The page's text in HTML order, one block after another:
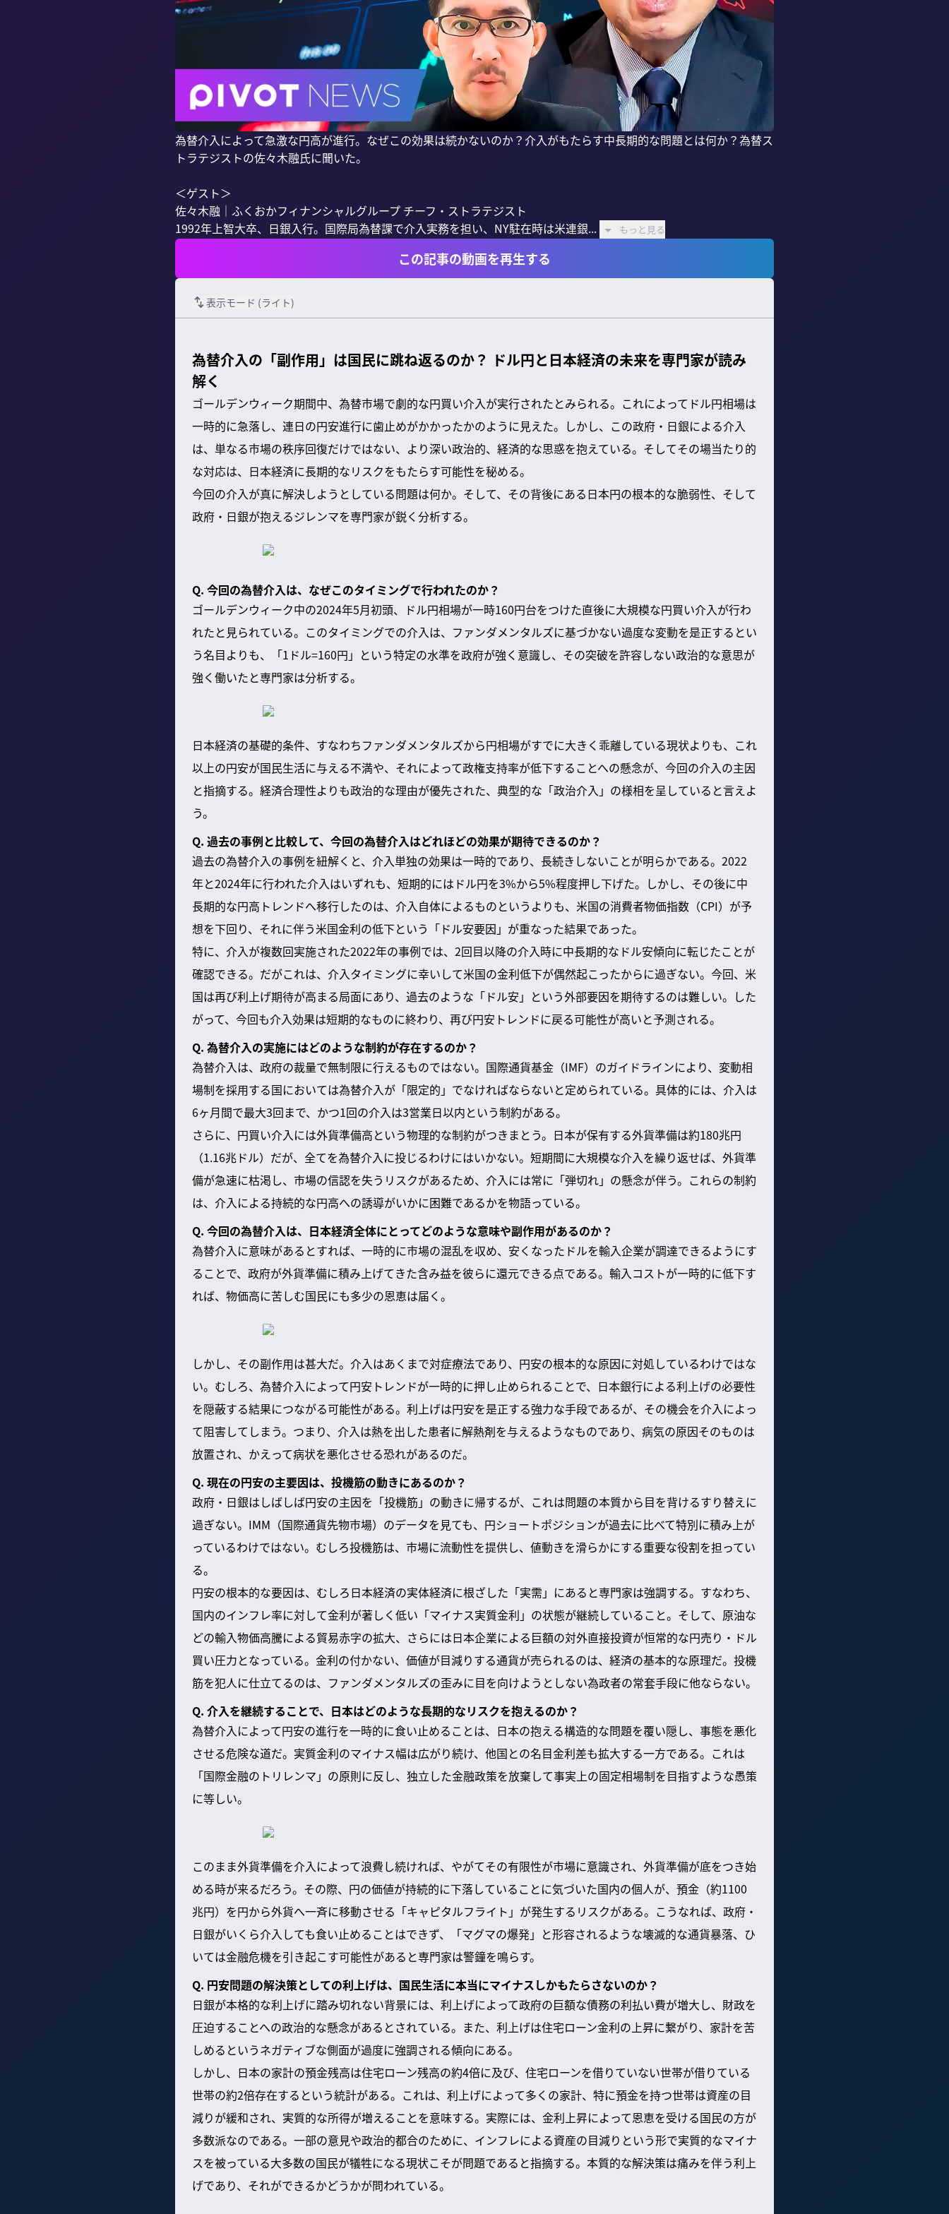
為替介入によって急激な円高が進行。なぜこの効果は続かないのか？介入がもたらす中長期的な問題とは何か？為替ス
トラテジストの佐々木融氏に聞いた。
＜ゲスト＞
佐々木融｜ふくおかフィナンシャルグループ チーフ・ストラテジスト
1992年上智大卒、日銀入行。国際局為替課で介入実務を担い、NY駐在時は米連銀...
もっと見る
この記事の動画を再生する
表示モード (ライト)
為替介入の「副作用」は国民に跳ね返るのか？ ドル円と日本経済の未来を専門家が読み
解く
ゴールデンウィーク期間中、為替市場で劇的な円買い介入が実行されたとみられる。これによってドル円相場は
一時的に急落し、連日の円安進行に歯止めがかかったかのように見えた。しかし、この政府・日銀による介入
は、単なる市場の秩序回復だけではない、より深い政治的、経済的な思惑を抱えている。そしてその場当たり的
な対応は、日本経済に長期的なリスクをもたらす可能性を秘める。
今回の介入が真に解決しようとしている問題は何か。そして、その背後にある日本円の根本的な脆弱性、そして
政府・日銀が抱えるジレンマを専門家が鋭く分析する。
Q. 今回の為替介入は、なぜこのタイミングで行われたのか？
ゴールデンウィーク中の2024年5月初頭、ドル円相場が一時160円台をつけた直後に大規模な円買い介入が行わ
れたと見られている。このタイミングでの介入は、ファンダメンタルズに基づかない過度な変動を是正するとい
う名目よりも、「1ドル=160円」という特定の水準を政府が強く意識し、その突破を許容しない政治的な意思が
強く働いたと専門家は分析する。
日本経済の基礎的条件、すなわちファンダメンタルズから円相場がすでに大きく乖離している現状よりも、これ
以上の円安が国民生活に与える不満や、それによって政権支持率が低下することへの懸念が、今回の介入の主因
と指摘する。経済合理性よりも政治的な理由が優先された、典型的な「政治介入」の様相を呈していると言えよ
う。
Q. 過去の事例と比較して、今回の為替介入はどれほどの効果が期待できるのか？
過去の為替介入の事例を紐解くと、介入単独の効果は一時的であり、長続きしないことが明らかである。2022
年と2024年に行われた介入はいずれも、短期的にはドル円を3%から5%程度押し下げた。しかし、その後に中
長期的な円高トレンドへ移行したのは、介入自体によるものというよりも、米国の消費者物価指数（CPI）が予
想を下回り、それに伴う米国金利の低下という「ドル安要因」が重なった結果であった。
特に、介入が複数回実施された2022年の事例では、2回目以降の介入時に中長期的なドル安傾向に転じたことが
確認できる。だがこれは、介入タイミングに幸いして米国の金利低下が偶然起こったからに過ぎない。今回、米
国は再び利上げ期待が高まる局面にあり、過去のような「ドル安」という外部要因を期待するのは難しい。した
がって、今回も介入効果は短期的なものに終わり、再び円安トレンドに戻る可能性が高いと予測される。
Q. 為替介入の実施にはどのような制約が存在するのか？
為替介入は、政府の裁量で無制限に行えるものではない。国際通貨基金（IMF）のガイドラインにより、変動相
場制を採用する国においては為替介入が「限定的」でなければならないと定められている。具体的には、介入は
6ヶ月間で最大3回まで、かつ1回の介入は3営業日以内という制約がある。
さらに、円買い介入には外貨準備高という物理的な制約がつきまとう。日本が保有する外貨準備は約180兆円
（1.16兆ドル）だが、全てを為替介入に投じるわけにはいかない。短期間に大規模な介入を繰り返せば、外貨準
備が急速に枯渇し、市場の信認を失うリスクがあるため、介入には常に「弾切れ」の懸念が伴う。これらの制約
は、介入による持続的な円高への誘導がいかに困難であるかを物語っている。
Q. 今回の為替介入は、日本経済全体にとってどのような意味や副作用があるのか？
為替介入に意味があるとすれば、一時的に市場の混乱を収め、安くなったドルを輸入企業が調達できるようにす
ることで、政府が外貨準備に積み上げてきた含み益を彼らに還元できる点である。輸入コストが一時的に低下す
れば、物価高に苦しむ国民にも多少の恩恵は届く。
しかし、その副作用は甚大だ。介入はあくまで対症療法であり、円安の根本的な原因に対処しているわけではな
い。むしろ、為替介入によって円安トレンドが一時的に押し止められることで、日本銀行による利上げの必要性
を隠蔽する結果につながる可能性がある。利上げは円安を是正する強力な手段であるが、その機会を介入によっ
て阻害してしまう。つまり、介入は熱を出した患者に解熱剤を与えるようなものであり、病気の原因そのものは
放置され、かえって病状を悪化させる恐れがあるのだ。
Q. 現在の円安の主要因は、投機筋の動きにあるのか？
政府・日銀はしばしば円安の主因を「投機筋」の動きに帰するが、これは問題の本質から目を背けるすり替えに
過ぎない。IMM（国際通貨先物市場）のデータを見ても、円ショートポジションが過去に比べて特別に積み上が
っているわけではない。むしろ投機筋は、市場に流動性を提供し、値動きを滑らかにする重要な役割を担ってい
る。
円安の根本的な要因は、むしろ日本経済の実体経済に根ざした「実需」にあると専門家は強調する。すなわち、
国内のインフレ率に対して金利が著しく低い「マイナス実質金利」の状態が継続していること。そして、原油な
どの輸入物価高騰による貿易赤字の拡大、さらには日本企業による巨額の対外直接投資が恒常的な円売り・ドル
買い圧力となっている。金利の付かない、価値が目減りする通貨が売られるのは、経済の基本的な原理だ。投機
筋を犯人に仕立てるのは、ファンダメンタルズの歪みに目を向けようとしない為政者の常套手段に他ならない。
Q. 介入を継続することで、日本はどのような長期的なリスクを抱えるのか？
為替介入によって円安の進行を一時的に食い止めることは、日本の抱える構造的な問題を覆い隠し、事態を悪化
させる危険な道だ。実質金利のマイナス幅は広がり続け、他国との名目金利差も拡大する一方である。これは
「国際金融のトリレンマ」の原則に反し、独立した金融政策を放棄して事実上の固定相場制を目指すような愚策
に等しい。
このまま外貨準備を介入によって浪費し続ければ、やがてその有限性が市場に意識され、外貨準備が底をつき始
める時が来るだろう。その際、円の価値が持続的に下落していることに気づいた国内の個人が、預金（約1100
兆円）を円から外貨へ一斉に移動させる「キャピタルフライト」が発生するリスクがある。こうなれば、政府・
日銀がいくら介入しても食い止めることはできず、「マグマの爆発」と形容されるような壊滅的な通貨暴落、ひ
いては金融危機を引き起こす可能性があると専門家は警鐘を鳴らす。
Q. 円安問題の解決策としての利上げは、国民生活に本当にマイナスしかもたらさないのか？
日銀が本格的な利上げに踏み切れない背景には、利上げによって政府の巨額な債務の利払い費が増大し、財政を
圧迫することへの政治的な懸念があるとされている。また、利上げは住宅ローン金利の上昇に繋がり、家計を苦
しめるというネガティブな側面が過度に強調される傾向にある。
しかし、日本の家計の預金残高は住宅ローン残高の約4倍に及び、住宅ローンを借りていない世帯が借りている
世帯の約2倍存在するという統計がある。これは、利上げによって多くの家計、特に預金を持つ世帯は資産の目
減りが緩和され、実質的な所得が増えることを意味する。実際には、金利上昇によって恩恵を受ける国民の方が
多数派なのである。一部の意見や政治的都合のために、インフレによる資産の目減りという形で実質的なマイナ
スを被っている大多数の国民が犠牲になる現状こそが問題であると指摘する。本質的な解決策は痛みを伴う利上
げであり、それができるかどうかが問われている。